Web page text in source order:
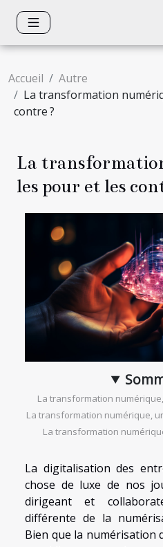
Accueil
Autre
La transformation
contre ?
La
les pour et les
La transformation
La transformation numérique,
La transformation
La digitalisation des
chose de luxe de nos
dirigeant et
différente de la
Bien que la numérisation